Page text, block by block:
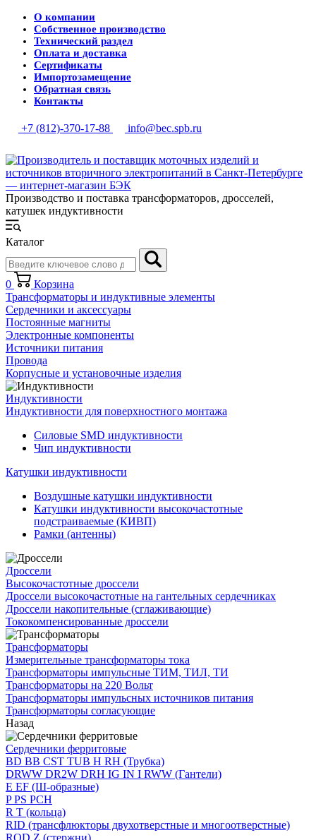
О компании
Собственное производство
Технический раздел
Оплата и доставка
Сертификаты
Импортозамещение
Обратная связь
Контакты
+7 (812)-370-17-88 info@bec.spb.ru
Производство и поставка трансформаторов, дросселей,
катушек индуктивности
Каталог
0
Корзина
Трансформаторы и индуктивные элементы
Сердечники и аксессуары
Постоянные магниты
Электронные компоненты
Источники питания
Провода
Корпусные и установочные изделия
Индуктивности
Индуктивности для поверхностного монтажа
Силовые SMD индуктивности
Чип индуктивности
Катушки индуктивности
Воздушные катушки индуктивности
Катушки индуктивности высокочастотные
подстраиваемые (КИВП)
Рамки (антенны)
Дроссели
Высокочастотные дроссели
Дроссели высокочастотные на гантельных сердечниках
Дроссели накопительные (сглаживающие)
Тококомпенсированные дроссели
Трансформаторы
Измерительные трансформаторы тока
Трансформаторы импульсные ТИМ, ТИЛ, ТИ
Трансформаторы на 220 Вольт
Трансформаторы импульсных источников питания
Трансформаторы согласующие
Назад
Сердечники ферритовые
BD BB CST TUB H RH (Трубка)
DRWW DR2W DRH IG IN I RWW (Гантели)
E EF (Ш-образные)
P PS PCH
R T (кольца)
RID (трансфлюкторы двухотверстные и многоотверстные)
ROD Z (стержни)